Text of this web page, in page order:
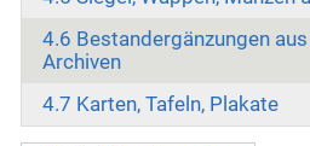
4.6 Bestandergänzungen
Archiven
4.7 Karten, Tafeln, Plakate